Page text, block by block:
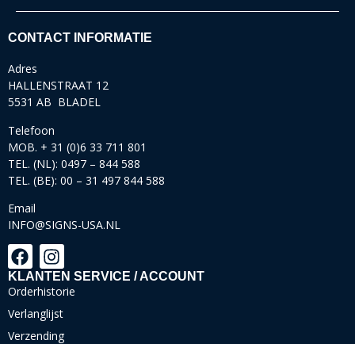
CONTACT INFORMATIE
Adres
HALLENSTRAAT 12
5531 AB BLADEL
Telefoon
MOB. + 31 (0)6 33 711 801
TEL. (NL): 0497 – 844 588
TEL. (BE): 00 – 31 497 844 588
Email
INFO@SIGNS-USA.NL
KLANTEN SERVICE / ACCOUNT
Orderhistorie
Verlanglijst
Verzending